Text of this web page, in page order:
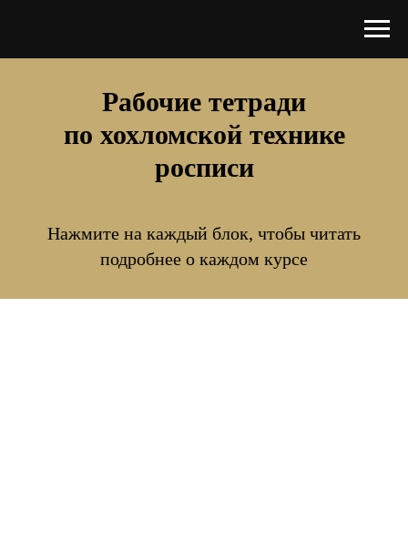
Рабочие тетради
по хохломской технике
росписи
Нажмите на каждый блок, чтобы читать
подробнее о каждом курсе